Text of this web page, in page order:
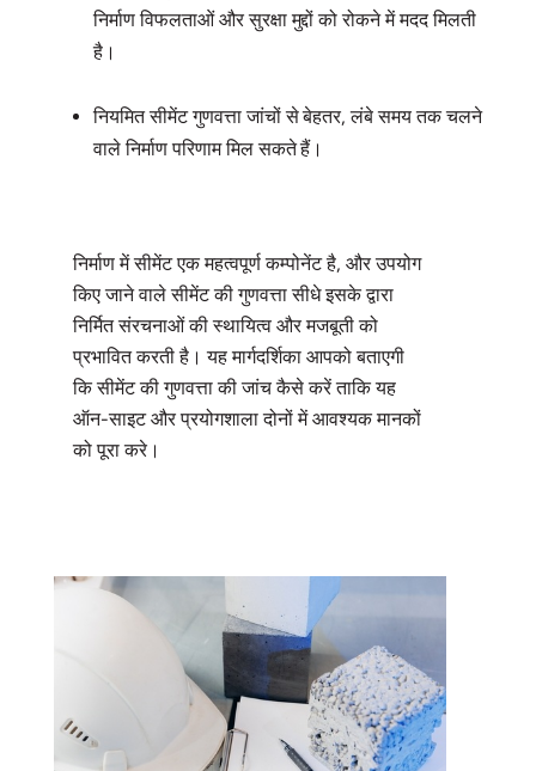
निर्माण विफलताओं और सुरक्षा मुद्दों को रोकने में मदद मिलती
है।
नियमित सीमेंट गुणवत्ता जांचों से बेहतर, लंबे समय तक चलने
वाले निर्माण परिणाम मिल सकते हैं।
निर्माण में सीमेंट एक महत्वपूर्ण कम्पोनेंट है, और उपयोग
किए जाने वाले सीमेंट की गुणवत्ता सीधे इसके द्वारा
निर्मित संरचनाओं की स्थायित्व और मजबूती को
प्रभावित करती है। यह मार्गदर्शिका आपको बताएगी
कि सीमेंट की गुणवत्ता की जांच कैसे करें ताकि यह
ऑन-साइट और प्रयोगशाला दोनों में आवश्यक मानकों
को पूरा करे।